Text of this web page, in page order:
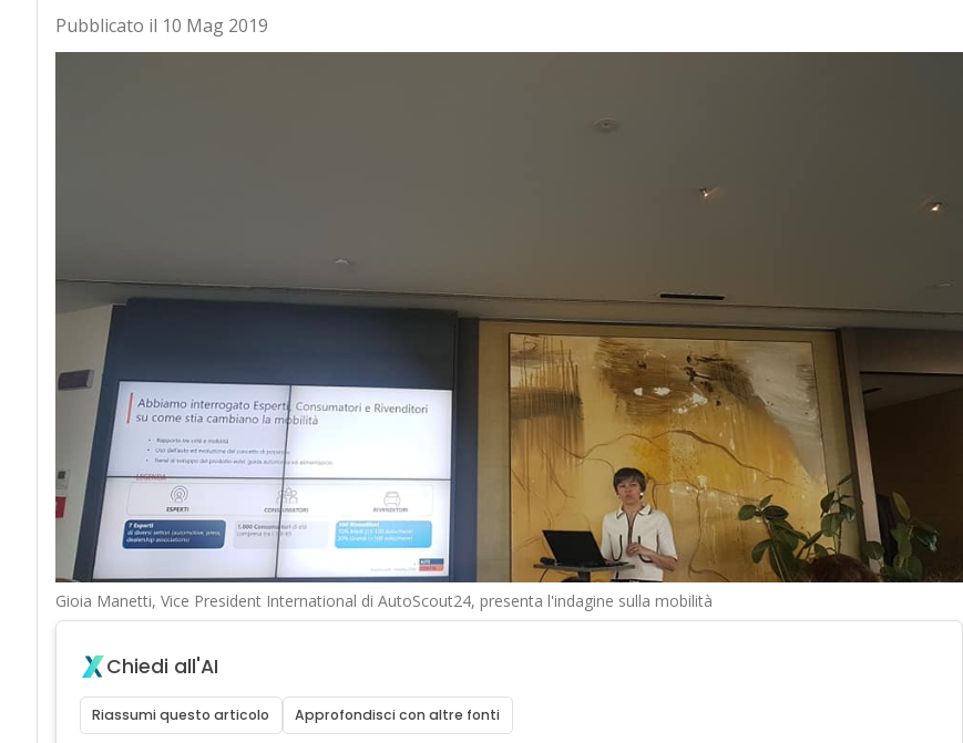
Pubblicato il 10 Mag 2019
Gioia Manetti, Vice President International di AutoScout24, presenta l'indagine sulla mobilità
Chiedi all'AI
Riassumi questo articolo Approfondisci con altre fonti
A
Auto a guida autonoma